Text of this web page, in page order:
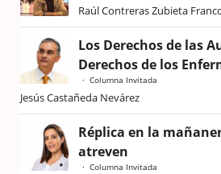
Raúl Contreras Zubieta
Los Derechos de las
Derechos de los
Columna Invitada
Jesús Castañeda Nevárez
Réplica en la
atreven
Columna Invitada